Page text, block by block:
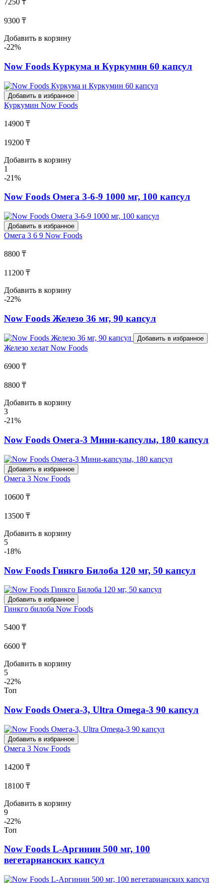
7250 ₸
9300 ₸
Добавить в корзину
-22%
Now Foods Куркума и Куркумин 60 капсул
Добавить в избранное
Куркумин Now Foods
14900 ₸
19200 ₸
Добавить в корзину
1
-21%
Now Foods Омега 3-6-9 1000 мг, 100 капсул
Добавить в избранное
Омега 3 6 9 Now Foods
8800 ₸
11200 ₸
Добавить в корзину
-22%
Now Foods Железо 36 мг, 90 капсул
Добавить в избранное
Железо хелат Now Foods
6900 ₸
8800 ₸
Добавить в корзину
3
-21%
Now Foods Омега-3 Мини-капсулы, 180 капсул
Добавить в избранное
Омега 3 Now Foods
10600 ₸
13500 ₸
Добавить в корзину
5
-18%
Now Foods Гинкго Билоба 120 мг, 50 капсул
Добавить в избранное
Гинкго билоба Now Foods
5400 ₸
6600 ₸
Добавить в корзину
5
-22%
Топ
Now Foods Омега-3, Ultra Omega-3 90 капсул
Добавить в избранное
Омега 3 Now Foods
14200 ₸
18100 ₸
Добавить в корзину
9
-22%
Топ
Now Foods L-Аргинин 500 мг, 100
вегетарианских капсул